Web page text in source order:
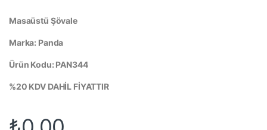
Masaüstü Şövale
Marka: Panda
Ürün Kodu: PAN344
%20 KDV DAHİL FİYATTIR